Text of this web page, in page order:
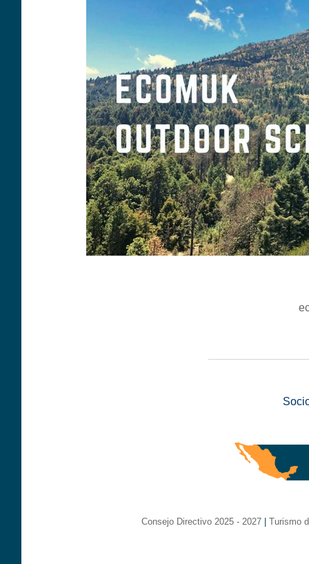
Consejo Directivo 2025 - 2027| Turismo